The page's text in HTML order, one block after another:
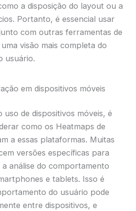
a disposição do layout ou a
Portanto, é essencial usar
com outras ferramentas de
visão mais completa do
usuário.
em dispositivos móveis
uso de dispositivos móveis, é
como os Heatmaps de
a essas plataformas. Muitas
versões específicas para
análise do comportamento
e tablets. Isso é
do usuário pode
entre dispositivos, e